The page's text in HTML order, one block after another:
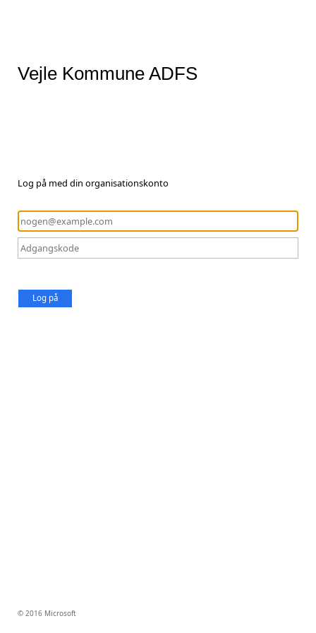
Vejle Kommune ADFS
Log på med din organisationskonto
Log på
© 2016 Microsoft